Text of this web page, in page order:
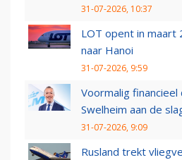
31-07-2026, 10:37
LOT opent in maart
naar Hanoi
31-07-2026, 9:59
Voormalig
Swelheim aan de
31-07-2026, 9:09
Rusland trekt